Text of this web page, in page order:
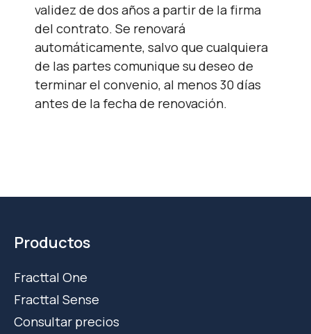
validez de dos años a partir de la firma
del contrato. Se renovará
automáticamente, salvo que cualquiera
de las partes comunique su deseo de
terminar el convenio, al menos 30 días
antes de la fecha de renovación.
Productos
Fracttal One
Fracttal Sense
Consultar precios